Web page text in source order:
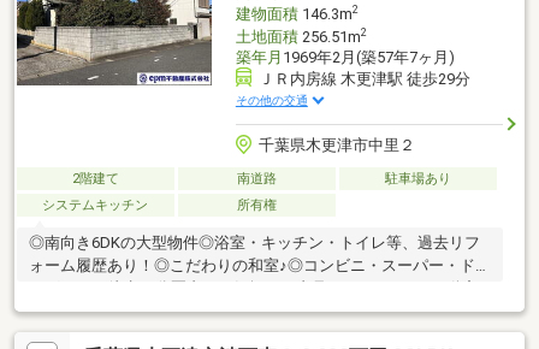
建物面積146.3m2
土地面積256.51m2
築年月 1969年2月(築57年7ヶ月)
ＪＲ内房線 木更津駅 徒歩29分
その他の交通
千葉県木更津市中里２
2階建て 南道路
駐車場あり
システムキッチン
所有権
◎南向き6DKの大型物件◎浴室・キッチン・トイレ等、過去リフ
ォーム履歴あり！◎こだわりの和室♪◎コンビニ・スーパー・ドラ
のことならお気軽にepm不動産へご相談ください♪ 地域密着で営
業してきたｅｐｍだからこそできる提案がございます。 経験豊富